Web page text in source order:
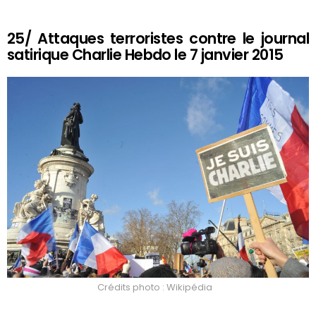
25/ Attaques terroristes contre le journal
satirique Charlie Hebdo le 7 janvier 2015
Crédits photo : Wikipédia